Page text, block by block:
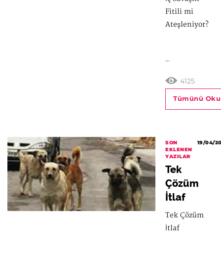
Fitili mi
Ateşleniyor?
...
4125
Tümünü Oku
SON
EKLENEN
YAZILAR
19/04/
Tek
Çözüm
İtlaf
Tek Çözüm
İtlaf